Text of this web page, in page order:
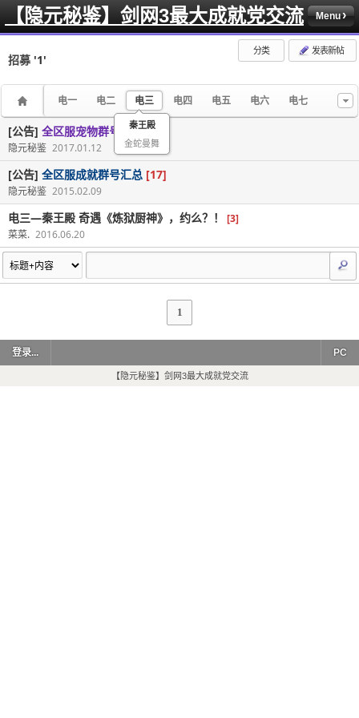
【隐元秘鉴】剑网3最大成就党交流 Menu
招募 '1'
分类 发表新帖
电一 电二 电三
秦王殿
金蛇曼舞
电四 电五 电六 电七
[公告] 全区服宠物群号汇总 [41]
隐元秘鉴 2017.01.12
[公告] 全区服成就群号汇总 [17]
隐元秘鉴 2015.02.09
电三—秦王殿 奇遇《炼狱厨神》，约么？！
[3]
菜菜. 2016.06.20
1
登录... PC
【隐元秘鉴】剑网3最大成就党交流